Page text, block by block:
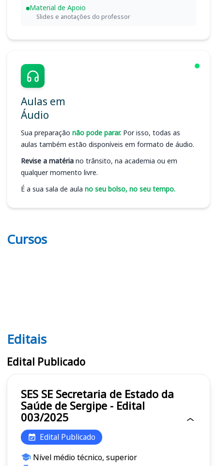
Material de Apoio
Slides e anotações do professor
Aulas em
Áudio
Sua preparação não pode parar. Por isso, todas as
aulas também estão disponíveis em formato de áudio.
Revise a matéria no trânsito, na academia ou em
qualquer momento livre.
É a sua sala de aula no seu bolso, no seu tempo.
Cursos
Editais SES SE
Editais
Edital Publicado
SES SE Secretaria de Estado da
Saúde de Sergipe - Edital
003/2025
Edital Publicado
Nível médio técnico, superior